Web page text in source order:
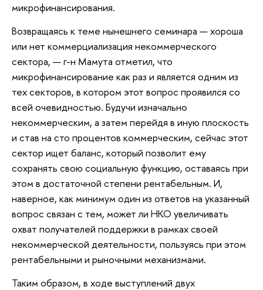
микрофинансирования.
Возвращаясь к теме нынешнего семинара — хороша
или нет коммерциализация некоммерческого
сектора, — г-н Мамута отметил, что
микрофинансирование как раз и является одним из
тех секторов, в котором этот вопрос проявился со
всей очевидностью. Будучи изначально
некоммерческим, а затем перейдя в иную плоскость
и став на сто процентов коммерческим, сейчас этот
сектор ищет баланс, который позволит ему
сохранять свою социальную функцию, оставаясь при
этом в достаточной степени рентабельным. И,
наверное, как минимум один из ответов на указанный
вопрос связан с тем, может ли НКО увеличивать
охват получателей поддержки в рамках своей
некоммерческой деятельности, пользуясь при этом
рентабельными и рыночными механизмами.
Таким образом, в ходе выступлений двух